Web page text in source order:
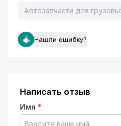
Автозапчасти для
Нашли ошибку?
Написать отзыв
Имя *